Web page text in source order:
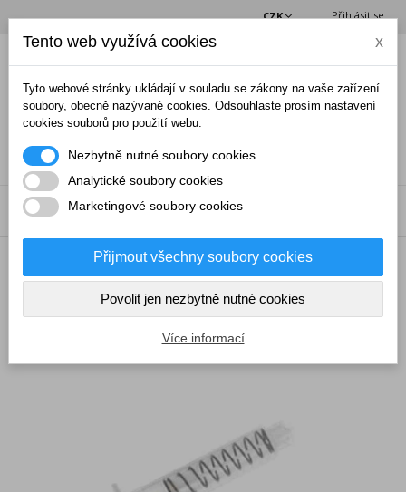
Přihlásit se
CZK
NABÍDKA
Mikročipy a čtečky Mikročipy →
Tento web využívá cookies x
Tyto webové stránky ukládají v souladu se zákony na vaše zařízení
soubory, obecně nazývané cookies. Odsouhlaste prosím nastavení
cookies souborů pro použití webu.
Nezbytně nutné soubory cookies
Analytické soubory cookies
Marketingové soubory cookies
Přijmout všechny soubory cookies
Povolit jen nezbytně nutné cookies
Více informací